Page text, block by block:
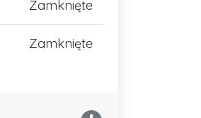
Zamknięte
Zamknięte